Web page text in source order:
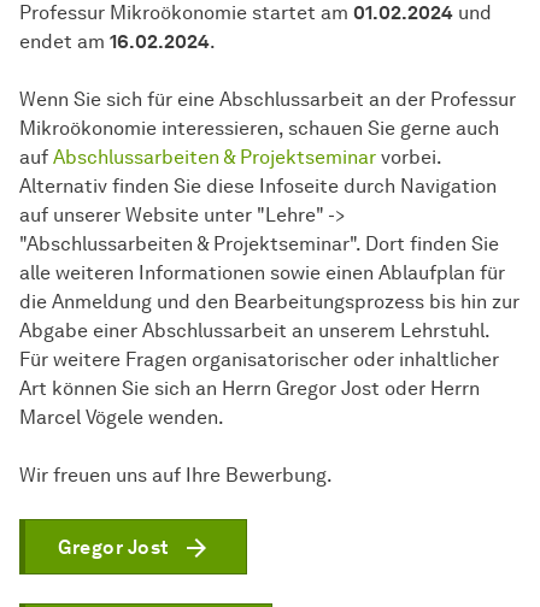
Professur Mikroökonomie startet am 01.02.2024 und
endet am 16.02.2024.
Wenn Sie sich für eine Abschlussarbeit an der Professur
Mikroökonomie interessieren, schauen Sie gerne auch
auf Abschlussarbeiten & Projektseminar vorbei.
Alternativ finden Sie diese Infoseite durch Navigation
auf unserer Website unter "Lehre" ->
"Abschlussarbeiten & Projektseminar". Dort finden Sie
alle weiteren Informationen sowie einen Ablaufplan für
die Anmeldung und den Bearbeitungsprozess bis hin zur
Abgabe einer Abschlussarbeit an unserem Lehrstuhl.
Für weitere Fragen organisatorischer oder inhaltlicher
Art können Sie sich an Herrn Gregor Jost oder Herrn
Marcel Vögele wenden.
Wir freuen uns auf Ihre Bewerbung.
Gregor Jost